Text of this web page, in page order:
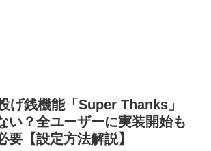
げ銭機能「Super Thanks」
い？全ユーザーに実装開始も
要【設定方法解説】